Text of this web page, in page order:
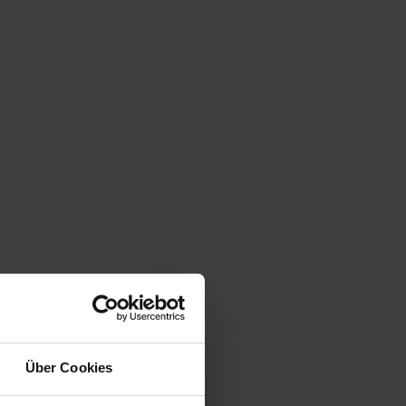
Über Cookies